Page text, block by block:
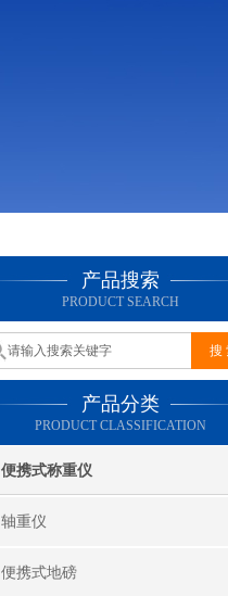
产品搜索
PRODUCT SEARCH
产品分类
PRODUCT CLASSIFICATION
便携式称重仪
轴重仪
便携式地磅